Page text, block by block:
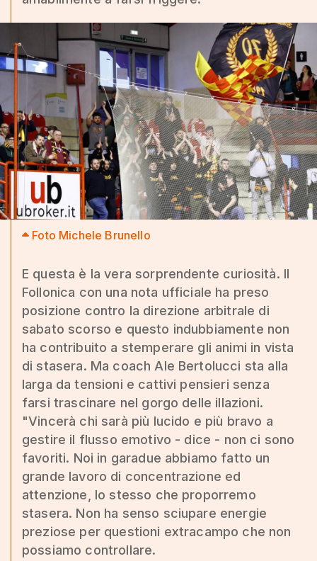
Foto Michele Brunello
E questa è la vera sorprendente curiosità. Il
Follonica con una nota ufficiale ha preso
posizione contro la direzione arbitrale di
sabato scorso e questo indubbiamente non
ha contribuito a stemperare gli animi in vista
di stasera. Ma coach Ale Bertolucci sta alla
larga da tensioni e cattivi pensieri senza
farsi trascinare nel gorgo delle illazioni.
"Vincerà chi sarà più lucido e più bravo a
gestire il flusso emotivo - dice - non ci sono
favoriti. Noi in garadue abbiamo fatto un
grande lavoro di concentrazione ed
attenzione, lo stesso che proporremo
stasera. Non ha senso sciupare energie
preziose per questioni extracampo che non
possiamo controllare.